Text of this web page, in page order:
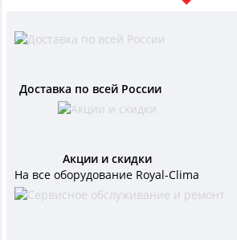
Доставка по всей России
Акции и скидки
На все оборудование Royal-Clima